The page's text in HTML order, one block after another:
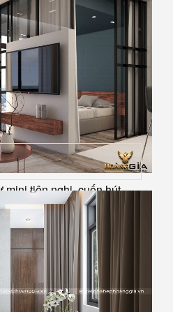
mini tiện nghi, cuốn hút